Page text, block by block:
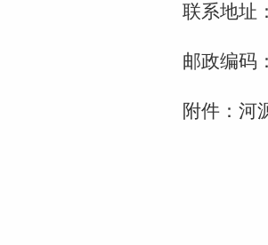
联系地址
邮政编码：
附件： 河